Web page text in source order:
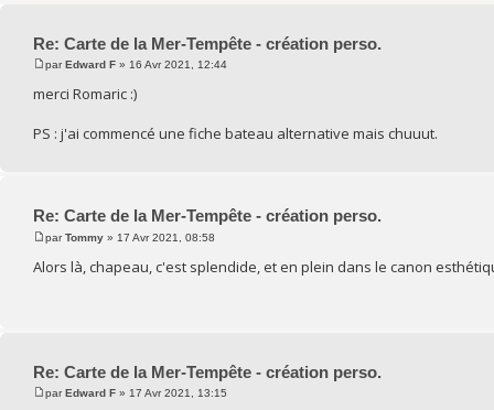
Re: Carte de la Mer-Tempête - création perso.
parEdward F » 16 Avr 2021, 12:44
merci Romaric :)
PS : j'ai commencé une fiche bateau alternative mais chuuut.
Re: Carte de la Mer-Tempête - création perso.
parTommy » 17 Avr 2021, 08:58
Alors là, chapeau, c'est splendide, et en plein dans le canon
Re: Carte de la Mer-Tempête - création perso.
parEdward F » 17 Avr 2021, 13:15